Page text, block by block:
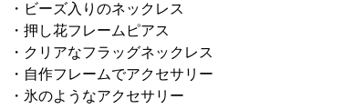
・ビーズ入りのネックレス
・押し花フレームピアス
・クリアなフラッグネックレス
・自作フレームでアクセサリー
・氷のようなアクセサリー